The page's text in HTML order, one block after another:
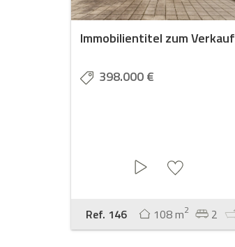
Immobilientitel zum Verkauf
398.000 €
Ref. 146 108 m2 2